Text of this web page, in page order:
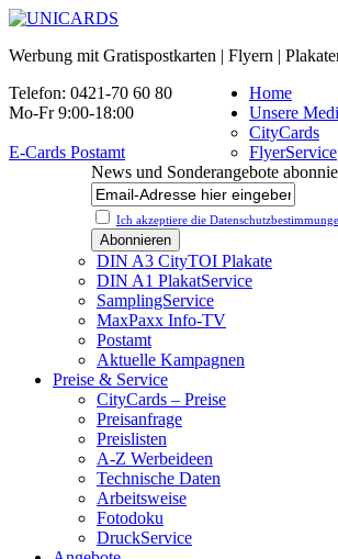
Werbung mit Gratispostkarten | Flyern |
Telefon: 0421-70 60 80
Mo-Fr 9:00-18:00
E-Cards Postamt
News und Sonderangebote
Ich akzeptiere die
Home
Unsere
CityCards
FlyerService
DIN A3 CityTOI Plakate
DIN A1 PlakatService
SamplingService
MaxPaxx Info-TV
Postamt
Aktuelle Kampagnen
Preise & Service
CityCards – Preise
Preisanfrage
Preislisten
A-Z Werbeideen
Technische Daten
Arbeitsweise
Fotodoku
DruckService